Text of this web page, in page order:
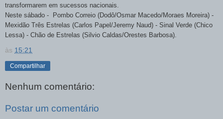
transformarem em sucessos nacionais.
Neste sábado - Pombo Correio (Dodô/Osmar Macedo/Moraes Moreira) -
Mexidão Três Estrelas (Carlos Papel/Jeremy Naud) - Sinal Verde (Chico
Lessa) - Chão de Estrelas (Silvio Caldas/Orestes Barbosa).
às 15:21
Compartilhar
Nenhum comentário:
Postar um comentário